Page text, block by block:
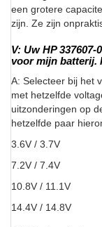
een grotere
zijn. Ze zijn
V: Uw HP
voor mijn batterij.
A: Selecteer bij het
met hetzelfde
uitzonderingen op
hetzelfde paar
3.6V / 3.7V
7.2V / 7.4V
10.8V / 11.1V
14.4V / 14.8V